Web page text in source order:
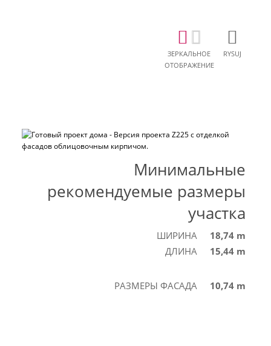
ЗЕРКАЛЬНОЕ
ОТОБРАЖЕНИЕ
RYSUJ
Минимальные
рекомендуемые размеры
участка
ШИРИНА
18,74 m
ДЛИНА
15,44 m
РАЗМЕРЫ ФАСАДА 10,74 m